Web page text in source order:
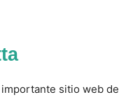
sitio web de